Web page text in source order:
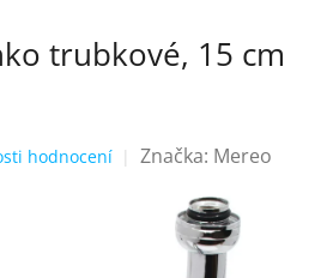
trubkové, 15 cm
hodnocení Značka: Mereo